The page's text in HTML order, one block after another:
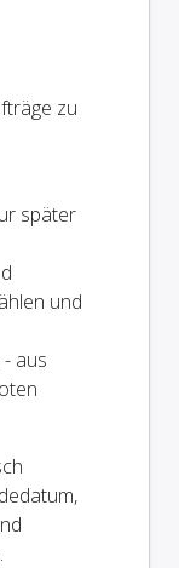
zu
später
und
aus